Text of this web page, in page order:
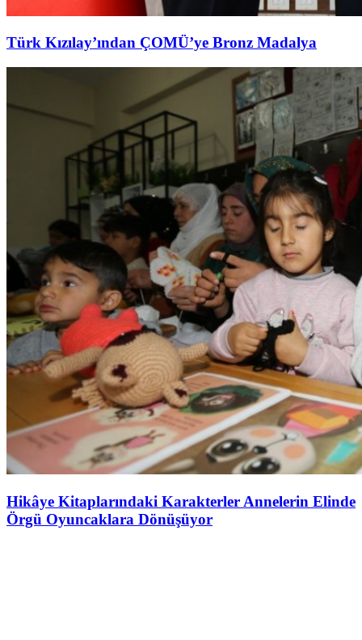
Türk Kızılay’ından ÇOMÜ’ye Bronz Madalya
Hikâye Kitaplarındaki Karakterler Annelerin Elinde
Örgü Oyuncaklara Dönüşüyor